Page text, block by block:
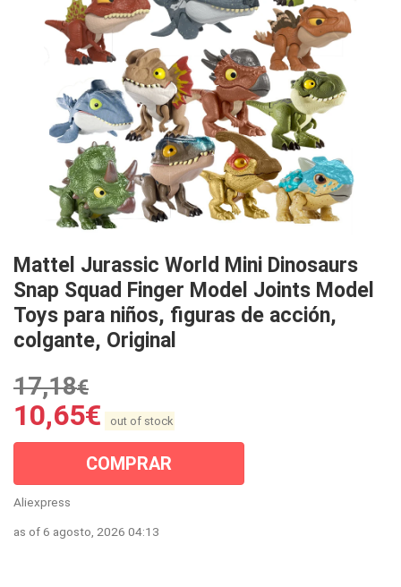
Mattel Jurassic World Mini Dinosaurs
Snap Squad Finger Model Joints Model
Toys para niños, figuras de acción,
colgante, Original
17,18€
10,65€ out of stock
COMPRAR
Aliexpress
as of 6 agosto, 2026 04:13